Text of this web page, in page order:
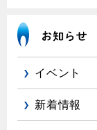
地震のとき
故障診断
ガス工事について
30代
40代～50代
60代
プロパンガスか
警報器
バスルーム
ショールーム
リフォームにつ
お申込み
停電時の対応
よくあるご質問
イベント
新着情報